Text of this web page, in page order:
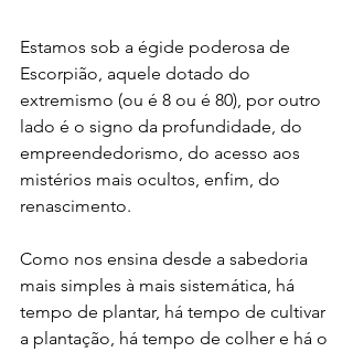
Estamos sob a égide poderosa de
Escorpião, aquele dotado do
extremismo (ou é 8 ou é 80), por outro
lado é o signo da profundidade, do
empreendedorismo, do acesso aos
mistérios mais ocultos, enfim, do
renascimento.
Como nos ensina desde a sabedoria
mais simples à mais sistemática, há
tempo de plantar, há tempo de cultivar
a plantação, há tempo de colher e há o